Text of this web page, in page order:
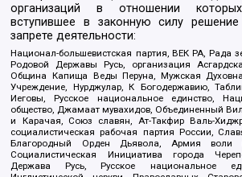
организаций в отношении
вступившее в законную силу
запрете деятельности:
Национал-большевистская партия, ВЕК РА, Рада
Родовой Державы Русь, организация
Община Капища Веды Перуна, Мужская
Учреждение, Нурджулар, К Богодержавию,
Иеговы, Русское национальное единство,
общество, Джамаат мувахидов, Объединенный
и Карачая, Союз славян, Ат-Такфир Валь-
социалистическая рабочая партия России,
Благородный Орден Дьявола, Армия воли
Социалистическая Инициатива города
Держава Русь, Русское национальное